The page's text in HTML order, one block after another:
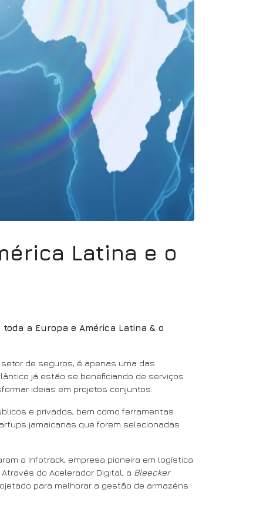
Latina e o
a Europa e América Latina & o
de seguros, é apenas uma das
já estão se beneficiando de serviços
ideias em projetos conjuntos.
e privados, bem como ferramentas
jamaicanas que forem selecionadas
a Infotrack, empresa pioneira em logística
. Através do Acelerador Digital, a Bleecker
para melhorar a gestão de armazéns